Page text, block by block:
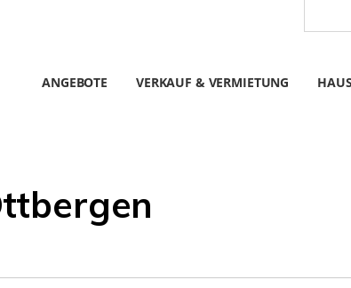
ANGEBOTE VERKAUF & VERMIETUNG